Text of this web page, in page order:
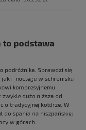
podstawa
podróżnika. Sprawdzi się
i noclegu w schronisku
kompresyjnemu
dużo niższa od
o tradycyjnej kołdrze. W
do spania na hiszpańskiej
w górach.